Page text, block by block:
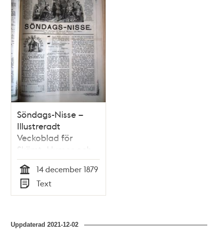
och
teman
Söndags-Nisse –
Illustreradt
Veckoblad för
Skämt, Humor och
Satir nr 50, den 14
december 1879
Tid
14 december 1879
Typ
Text
Uppdaterad2021-12-02